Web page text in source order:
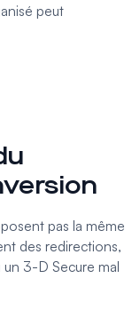
peut
pas la même
des redirections,
3-D Secure mal